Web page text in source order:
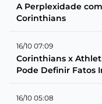
A Perplexidade
Corinthians
16/10 07:09
Corinthians x
Pode Definir Fatos
16/10 05:08